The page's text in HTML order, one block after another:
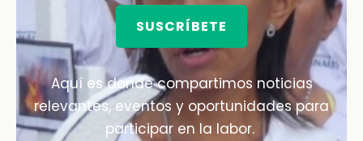
SUSCRÍBETE
Aquí es donde compartimos noticias
relevantes, eventos y oportunidades para
participar en la labor.